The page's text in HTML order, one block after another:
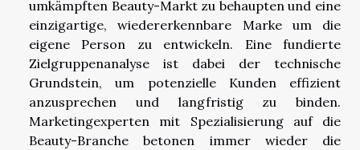
umkämpften Beauty-Markt zu behaupten und eine
einzigartige, wiedererkennbare Marke um die
eigene Person zu entwickeln. Eine fundierte
Zielgruppenanalyse ist dabei der technische
Grundstein, um potenzielle Kunden effizient
anzusprechen und langfristig zu binden.
Marketingexperten mit Spezialisierung auf die
Beauty-Branche betonen immer wieder die